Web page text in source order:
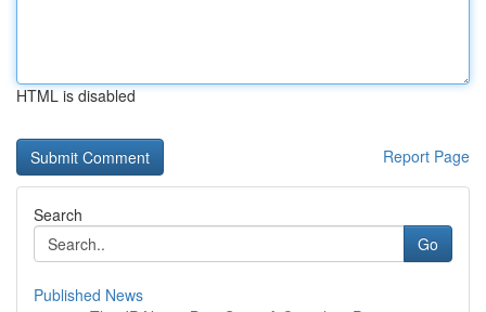
HTML is disabled
Report Page
Search
Go
Published News